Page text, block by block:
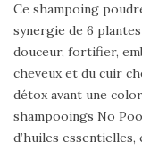
Ce shampoing
synergie de 6
douceur, fortifier,
cheveux et du cuir
détox avant une
shampooings No
d’huiles